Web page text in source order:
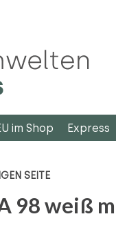
im Shop Express
SEITE
98 weiß